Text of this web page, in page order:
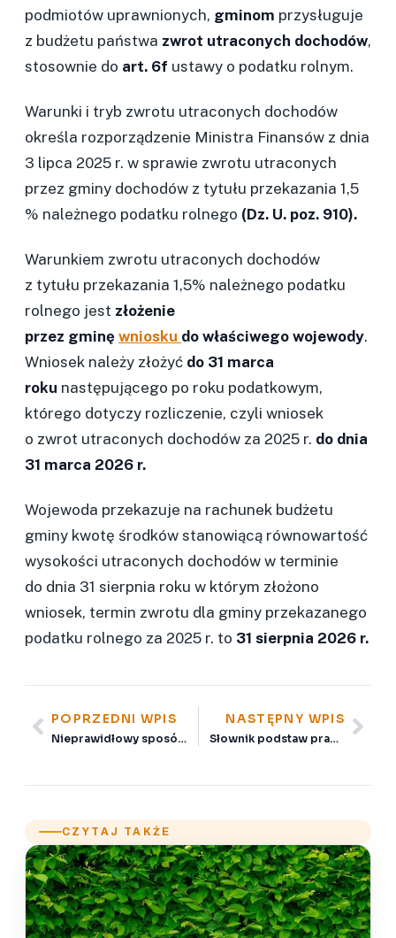
podmiotów uprawnionych, gminom przysługuje
z budżetu państwa zwrot utraconych dochodów,
stosownie do art. 6f ustawy o podatku rolnym.
Warunki i tryb zwrotu utraconych dochodów
określa rozporządzenie Ministra Finansów z dnia
3 lipca 2025 r. w sprawie zwrotu utraconych
przez gminy dochodów z tytułu przekazania 1,5
% należnego podatku rolnego (Dz. U. poz. 910).
Warunkiem zwrotu utraconych dochodów
z tytułu przekazania 1,5% należnego podatku
rolnego jest złożenie
przez gminę wniosku do właściwego wojewody.
Wniosek należy złożyć do 31 marca
roku następującego po roku podatkowym,
którego dotyczy rozliczenie, czyli wniosek
o zwrot utraconych dochodów za 2025 r. do dnia
31 marca 2026 r.
Wojewoda przekazuje na rachunek budżetu
gminy kwotę środków stanowiącą równowartość
wysokości utraconych dochodów w terminie
do dnia 31 sierpnia roku w którym złożono
wniosek, termin zwrotu dla gminy przekazanego
podatku rolnego za 2025 r. to 31 sierpnia 2026 r.
POPRZEDNI WPIS
Nieprawidłowy sposób określenia terminu płatności dla inkasentów.
NASTĘPNY WPIS
Słownik podstaw prawnych do eTW.
CZYTAJ TAKŻE